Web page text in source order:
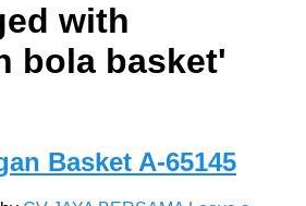
with
bola basket'
Basket A-65145